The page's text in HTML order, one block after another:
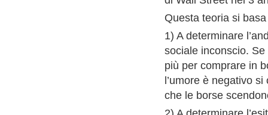
Questa teoria si
1) A determinare
sociale inconscio.
più per comprare in
l’umore è negativo
che le borse